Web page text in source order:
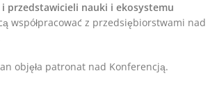
przedstawicieli nauki i ekosystemu
współpracować z przedsiębiorstwami nad
objęła patronat nad Konferencją.